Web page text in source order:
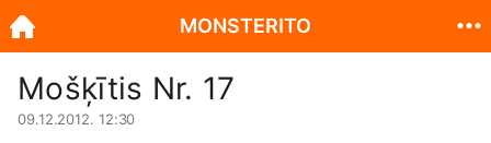
Mošķītis Nr. 17
09.12.2012. 12:30
MONSTERITO